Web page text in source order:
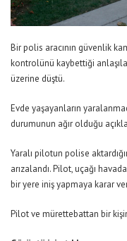
Bir polis aracının güvenlik
kontrolünü kaybettiği
üzerine düştü.
Evde yaşayanların
durumunun ağır olduğu
Yaralı pilotun polise
arızalandı. Pilot, uçağı
bir yere iniş yapmaya karar
Pilot ve mürettebattan bir